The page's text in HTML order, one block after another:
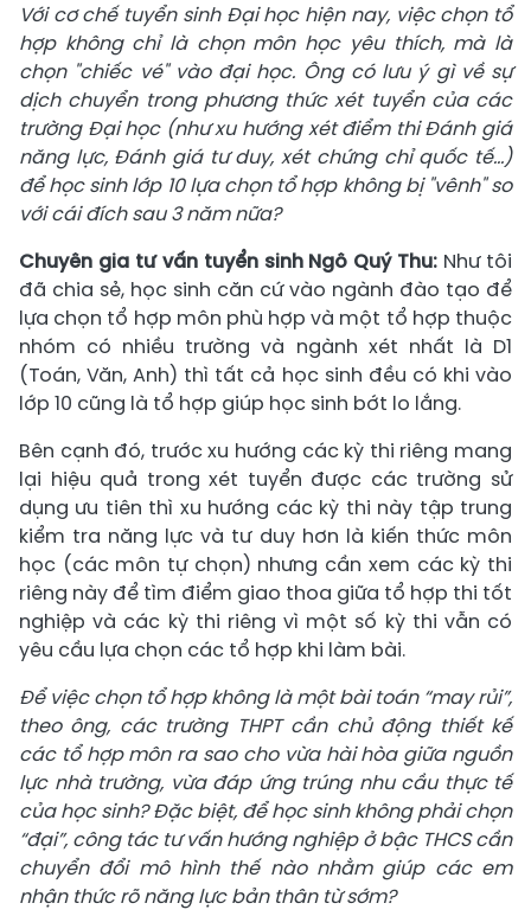
Với cơ chế tuyển sinh Đại học hiện nay, việc chọn tổ
hợp không chỉ là chọn môn học yêu thích, mà là
chọn "chiếc vé" vào đại học. Ông có lưu ý gì về sự
dịch chuyển trong phương thức xét tuyển của các
trường Đại học (như xu hướng xét điểm thi Đánh giá
năng lực, Đánh giá tư duy, xét chứng chỉ quốc tế...)
để học sinh lớp 10 lựa chọn tổ hợp không bị "vênh" so
với cái đích sau 3 năm nữa?
Chuyên gia tư vấn tuyển sinhNgô Quý Thu: Như tôi
đã chia sẻ, học sinh căn cứ vào ngành đào tạo để
lựa chọn tổ hợp môn phù hợp và một tổ hợp thuộc
nhóm có nhiều trường và ngành xét nhất là D1
(Toán, Văn, Anh) thì tất cả học sinh đều có khi vào
lớp 10 cũng là tổ hợp giúp học sinh bớt lo lắng.
Bên cạnh đó, trước xu hướng các kỳ thi riêng mang
lại hiệu quả trong xét tuyển được các trường sử
dụng ưu tiên thì xu hướng các kỳ thi này tập trung
kiểm tra năng lực và tư duy hơn là kiến thức môn
học (các môn tự chọn) nhưng cần xem các kỳ thi
riêng này để tìm điểm giao thoa giữa tổ hợp thi tốt
nghiệp và các kỳ thi riêng vì một số kỳ thi vẫn có
yêu cầu lựa chọn các tổ hợp khi làm bài.
Để việc chọn tổ hợp không là một bài toán “may rủi”,
theo ông, các trường THPT cần chủ động thiết kế
các tổ hợp môn ra sao cho vừa hài hòa giữa nguồn
lực nhà trường, vừa đáp ứng trúng nhu cầu thực tế
của học sinh? Đặc biệt, để học sinh không phải chọn
“đại”, công tác tư vấn hướng nghiệp ở bậc THCS cần
chuyển đổi mô hình thế nào nhằm giúp các em
nhận thức rõ năng lực bản thân từ sớm?